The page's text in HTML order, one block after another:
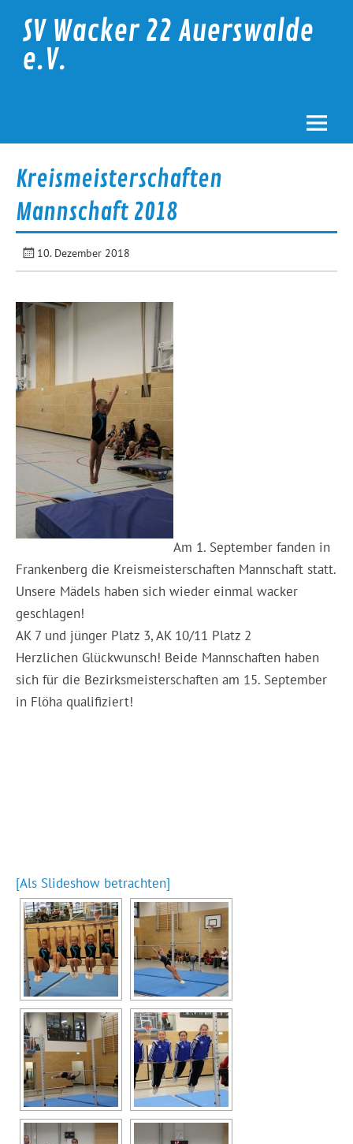
contentSV Wacker 22 Auerswalde
e.V.
Kreismeisterschaften
Mannschaft 2018
10. Dezember 2018
Am 1. September fanden in
Frankenberg die Kreismeisterschaften Mannschaft statt.
Unsere Mädels haben sich wieder einmal wacker
geschlagen!
AK 7 und jünger Platz 3, AK 10/11 Platz 2
Herzlichen Glückwunsch! Beide Mannschaften haben
sich für die Bezirksmeisterschaften am 15. September
in Flöha qualifiziert!
[Als Slideshow betrachten]